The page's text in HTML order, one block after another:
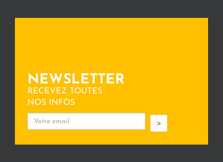
NEWSLETTER
RECEVEZ TOUTES
NOS INFOS
>